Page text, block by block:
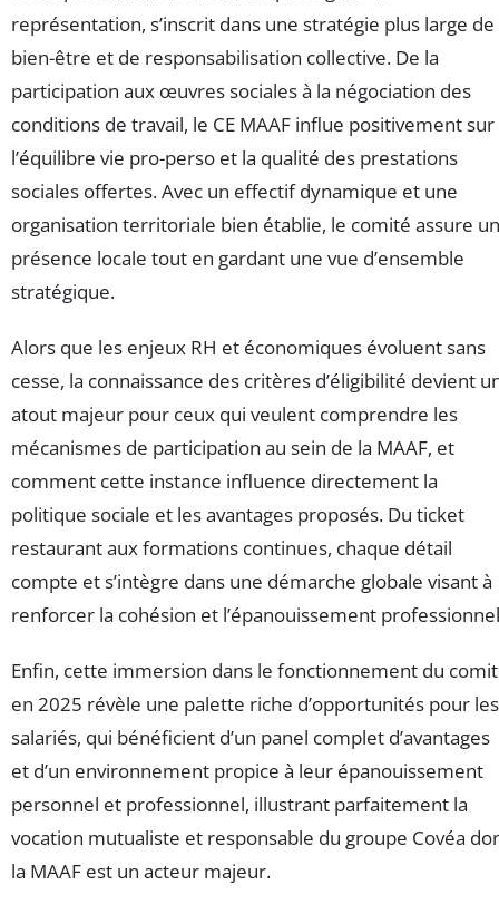
représentation, s’inscrit dans une stratégie plus large de
bien-être et de responsabilisation collective. De la
participation aux œuvres sociales à la négociation des
conditions de travail, le CE MAAF influe positivement sur
l’équilibre vie pro-perso et la qualité des prestations
sociales offertes. Avec un effectif dynamique et une
organisation territoriale bien établie, le comité assure
présence locale tout en gardant une vue d’ensemble
stratégique.
Alors que les enjeux RH et économiques évoluent sans
cesse, la connaissance des critères d’éligibilité devient
atout majeur pour ceux qui veulent comprendre les
mécanismes de participation au sein de la MAAF, et
comment cette instance influence directement la
politique sociale et les avantages proposés. Du ticket
restaurant aux formations continues, chaque détail
compte et s’intègre dans une démarche globale visant à
renforcer la cohésion et l’épanouissement
Enfin, cette immersion dans le fonctionnement du
en 2025 révèle une palette riche d’opportunités pour les
salariés, qui bénéficient d’un panel complet d’avantages
et d’un environnement propice à leur épanouissement
personnel et professionnel, illustrant parfaitement la
vocation mutualiste et responsable du groupe Covéa
la MAAF est un acteur majeur.